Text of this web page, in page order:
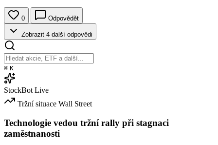
0 Odpovědět
Zobrazit 4 další odpovědi
⌘ K
StockBot Live
Tržní situace Wall Street
Technologie vedou tržní rally při stagnaci
zaměstnanosti